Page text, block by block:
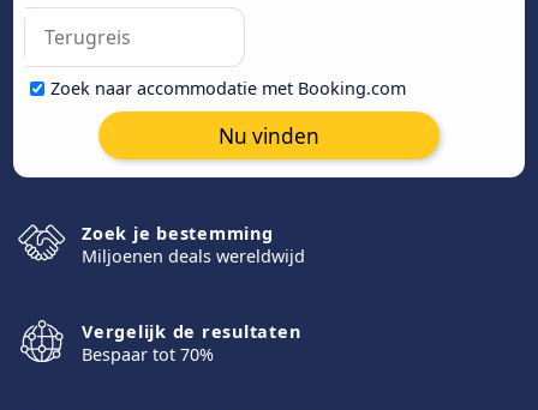
Zoek naar accommodatie met Booking.com
Nu vinden
Zoek je bestemming
Miljoenen deals wereldwijd
Vergelijk de resultaten
Bespaar tot 70%